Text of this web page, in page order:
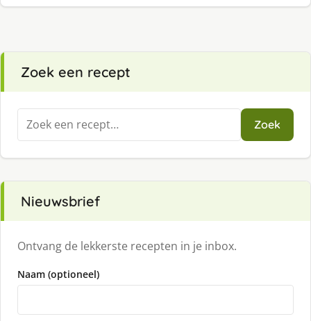
Zoek een recept
Zoeken
naar:
Zoek
Nieuwsbrief
Ontvang de lekkerste recepten in je inbox.
Naam (optioneel)